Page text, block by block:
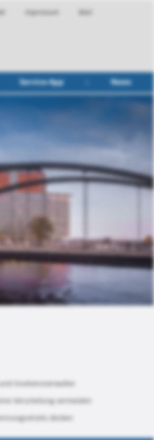
Impressum Mail
Service-App News
Insolvenzverwalter
Verurteilung vermeiden
decken